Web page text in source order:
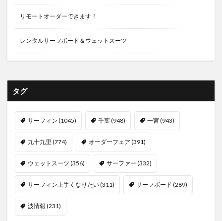
リモートオーダーできます！
レンタルサーフボード＆ウェットスーツ
タグ
サーフィン (1045) 千葉(948) 一宮(943)
九十九里 (774) オーダーフェア (391)
ウェットスーツ (356) サーファー (332)
サーフィン上手くなりたい(311) サーフボード (289)
波情報 (231)